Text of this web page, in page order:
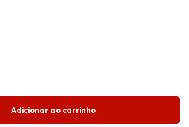
Adicionar ao carrinho